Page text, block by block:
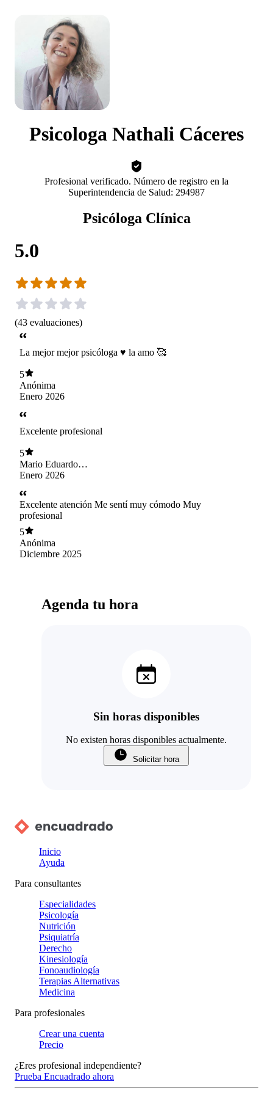
Psicologa Nathali Cáceres
Profesional verificado. Número de registro en la
Superintendencia de Salud: 294987
Psicóloga Clínica
5.0
(43 evaluaciones)
La mejor mejor psicóloga ♥️ la amo 🥰
5
Anónima
Enero 2026
Excelente profesional
5
Mario Eduardo
Castro Osorio
Enero 2026
Excelente atención Me sentí muy cómodo Muy
profesional
5
Anónima
Diciembre 2025
Agenda tu hora
Sin horas disponibles
No existen horas disponibles actualmente.
Solicitar hora
Inicio
Ayuda
Para consultantes
Especialidades
Psicología
Nutrición
Psiquiatría
Derecho
Kinesiología
Fonoaudiología
Terapias Alternativas
Medicina
Para profesionales
Crear una cuenta
Precio
¿Eres profesional independiente?
Prueba Encuadrado ahora